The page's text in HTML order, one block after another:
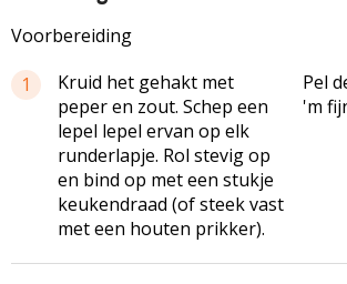
Voorbereiding
1
Kruid het gehakt met
peper en zout. Schep een
lepel lepel ervan op elk
runderlapje. Rol stevig op
en bind op met een stukje
keukendraad (of steek vast
met een houten prikker).
Pel
'm